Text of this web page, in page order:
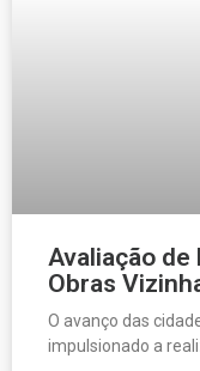
Avaliação de
Obras
O avanço das
impulsionado a